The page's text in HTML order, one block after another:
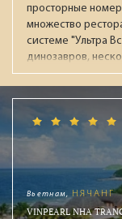
просторные
множество
системе "Ультра
динозавров,
ночной клуб,
пар и отдыха с
Вьетнам, НЯЧАНГ
VINPEARL NHA